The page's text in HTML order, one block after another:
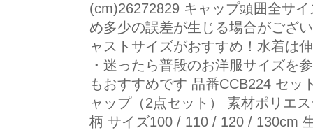
(cm)26272829 キャップ頭囲全サ
め多少の誤差が生じる場合がござ
ャストサイズがおすすめ！水着は
・迷ったら普段のお洋服サイズを
もおすすめです 品番CCB224 セッ
ャップ（2点セット） 素材ポリエ
柄 サイズ100 / 110 / 120 / 130cm